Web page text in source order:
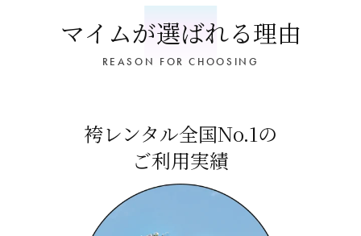
マイムが選ばれる理由
REASON FOR CHOOSING
袴レンタル全国No.1の
ご利用実績